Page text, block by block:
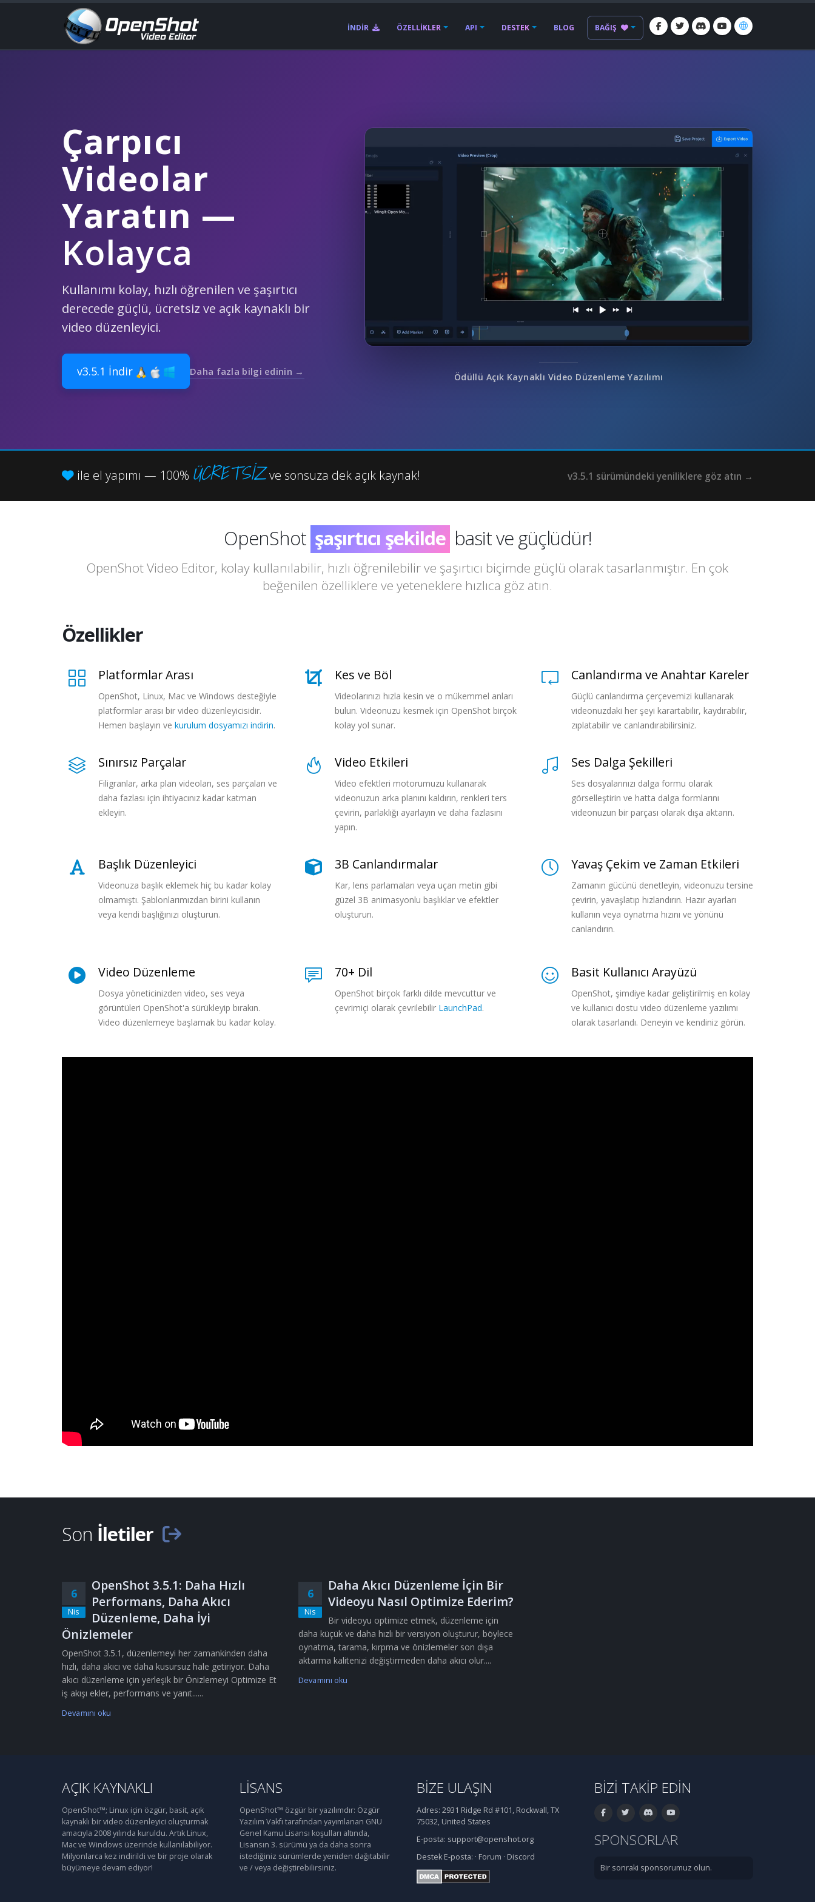
İNDIR ÖZELLIKLER API DESTEK BLOG BAĞIŞ
Çarpıcı
Videolar
Yaratın —
Kolayca
Kullanımı kolay, hızlı öğrenilen ve şaşırtıcı
derecede güçlü, ücretsiz ve açık kaynaklı bir
video düzenleyici.
v3.5.1 İndir Daha fazla bilgi edinin →
Ödüllü Açık Kaynaklı Video Düzenleme Yazılımı
ile el yapımı — 100% ÜCRETSİZve sonsuza dek açık kaynak! v3.5.1 sürümündeki yeniliklere göz atın →
OpenShotinanılmaz
çılgın
harika
basit ve güçlüdür!
OpenShot Video Editor, kolay kullanılabilir, hızlı öğrenilebilir ve şaşırtıcı biçimde güçlü olarak tasarlanmıştır. En çok
beğenilen özelliklere ve yeteneklere hızlıca göz atın.
Özellikler
Platformlar Arası
OpenShot, Linux, Mac ve Windows desteğiyle
platformlar arası bir video düzenleyicisidir.
Hemen başlayın ve kurulum dosyamızı indirin.
Kes ve Böl
Videolarınızı hızla kesin ve o mükemmel anları
bulun. Videonuzu kesmek için OpenShot birçok
kolay yol sunar.
Canlandırma ve Anahtar Kareler
Güçlü canlandırma çerçevemizi kullanarak
videonuzdaki her şeyi karartabilir, kaydırabilir,
zıplatabilir ve canlandırabilirsiniz.
Sınırsız Parçalar
Filigranlar, arka plan videoları, ses parçaları ve
daha fazlası için ihtiyacınız kadar katman
ekleyin.
Video Etkileri
Video efektleri motorumuzu kullanarak
videonuzun arka planını kaldırın, renkleri ters
çevirin, parlaklığı ayarlayın ve daha fazlasını
yapın.
Ses Dalga Şekilleri
Ses dosyalarınızı dalga formu olarak
görselleştirin ve hatta dalga formlarını
videonuzun bir parçası olarak dışa aktarın.
Başlık Düzenleyici
Videonuza başlık eklemek hiç bu kadar kolay
olmamıştı. Şablonlarımızdan birini kullanın
veya kendi başlığınızı oluşturun.
3B Canlandırmalar
Kar, lens parlamaları veya uçan metin gibi
güzel 3B animasyonlu başlıklar ve efektler
oluşturun.
Yavaş Çekim ve Zaman Etkileri
Zamanın gücünü denetleyin, videonuzu tersine
çevirin, yavaşlatıp hızlandırın. Hazır ayarları
kullanın veya oynatma hızını ve yönünü
canlandırın.
Video Düzenleme
Dosya yöneticinizden video, ses veya
görüntüleri OpenShot'a sürükleyip bırakın.
Video düzenlemeye başlamak bu kadar kolay.
70+ Dil
OpenShot birçok farklı dilde mevcuttur ve
çevrimiçi olarak çevrilebilir LaunchPad.
Basit Kullanıcı Arayüzü
OpenShot, şimdiye kadar geliştirilmiş en kolay
ve kullanıcı dostu video düzenleme yazılımı
olarak tasarlandı. Deneyin ve kendiniz görün.
Son İletiler
6
Nis
OpenShot 3.5.1: Daha Hızlı
Performans, Daha Akıcı
Düzenleme, Daha İyi
Önizlemeler
OpenShot 3.5.1, düzenlemeyi her zamankinden daha
hızlı, daha akıcı ve daha kusursuz hale getiriyor. Daha
akıcı düzenleme için yerleşik bir Önizlemeyi Optimize Et
iş akışı ekler, performans ve yanıt......
Devamını oku
6
Nis
Daha Akıcı Düzenleme İçin Bir
Videoyu Nasıl Optimize Ederim?
Bir videoyu optimize etmek, düzenleme için
daha küçük ve daha hızlı bir versiyon oluşturur, böylece
oynatma, tarama, kırpma ve önizlemeler son dışa
aktarma kalitenizi değiştirmeden daha akıcı olur....
Devamını oku
AÇIK KAYNAKLI
OpenShot™; Linux için özgür, basit, açık
kaynaklı bir video düzenleyici oluşturmak
amacıyla 2008 yılında kuruldu. Artık Linux,
Mac ve Windows üzerinde kullanılabiliyor.
Milyonlarca kez indirildi ve bir proje olarak
büyümeye devam ediyor!
LISANS
OpenShot™ özgür bir yazılımdır: Özgür
Yazılım Vakfı tarafından yayımlanan GNU
Genel Kamu Lisansı koşulları altında,
Lisansın 3. sürümü ya da daha sonra
istediğiniz sürümlerde yeniden dağıtabilir
ve / veya değiştirebilirsiniz.
BIZE ULAŞIN
Adres: 2931 Ridge Rd #101, Rockwall, TX
75032, United States
E-posta: support@openshot.org
Destek E-posta: · Forum · Discord
BIZI TAKIP EDIN
SPONSORLAR
Bir sonraki sponsorumuz olun.